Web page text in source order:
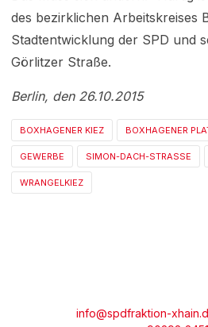
des bezirklichen Arbeitskreises
Stadtentwicklung der SPD und
Görlitzer Straße.
Berlin, den 26.10.2015
BOXHAGENER KIEZ BOXHAGENER
GEWERBE SIMON-DACH-STRASSE
WRANGELKIEZ
info@spdfraktion-